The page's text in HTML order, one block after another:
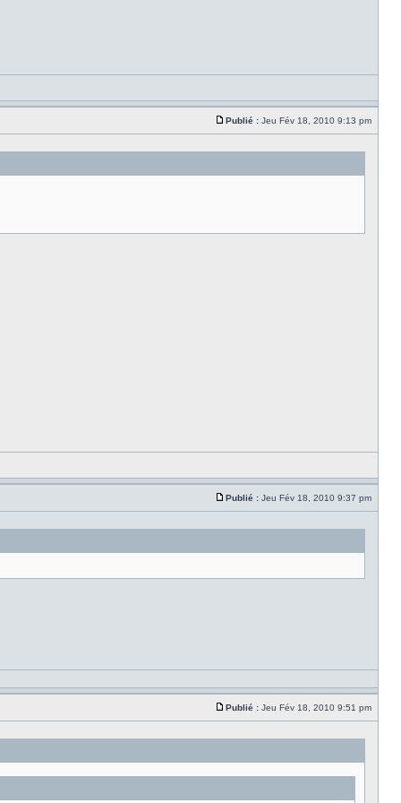
Publié : Jeu Fév 18, 2010 9:13 pm
Publié : Jeu Fév 18, 2010 9:37 pm
Publié : Jeu Fév 18, 2010 9:51 pm